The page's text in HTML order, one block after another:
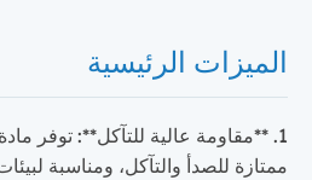
الميزات الرئيسية
1. **مقاومة عالية للتآكل**: توفر
ممتازة للصدأ والتآكل، ومناسبة